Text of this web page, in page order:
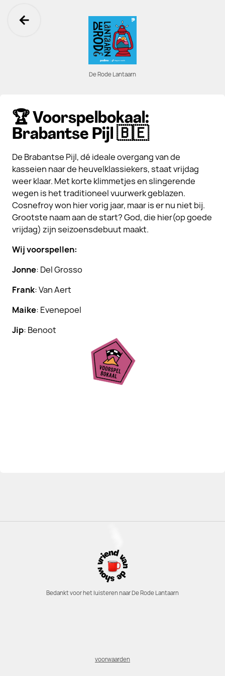
Ga terug
De Rode Lantaarn
🏆 Voorspelbokaal:
Brabantse Pijl 🇧🇪
De Brabantse Pijl, dé ideale overgang van de
kasseien naar de heuvelklassiekers, staat vrijdag
weer klaar. Met korte klimmetjes en slingerende
wegen is het traditioneel vuurwerk geblazen.
Cosnefroy won hier vorig jaar, maar is er nu niet bij.
Grootste naam aan de start? God, die hier(op goede
vrijdag) zijn seizoensdebuut maakt.
Wij voorspellen:
Jonne: Del Grosso
Frank: Van Aert
Maike: Evenepoel
Jip: Benoot
Bedankt voor het luisteren naar De Rode Lantaarn
voorwaarden